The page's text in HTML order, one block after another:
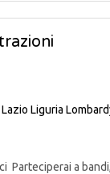
Lazio Liguria
a